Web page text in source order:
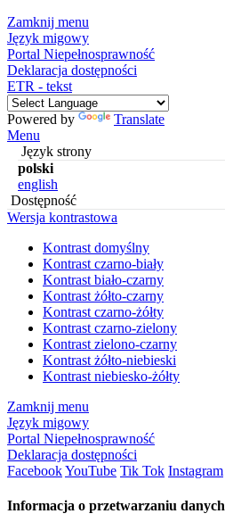
Zamknij menu
Język migowy
Portal Niepełnosprawność
Deklaracja dostępności
ETR - tekst
Powered by
Translate
Menu
Język strony
polski
english
Dostępność
Wersja kontrastowa
Kontrast domyślny
Kontrast czarno-biały
Kontrast biało-czarny
Kontrast żółto-czarny
Kontrast czarno-żółty
Kontrast czarno-zielony
Kontrast zielono-czarny
Kontrast żółto-niebieski
Kontrast niebiesko-żółty
Zamknij menu
Język migowy
Portal Niepełnosprawność
Deklaracja dostępności
FacebookYouTube Tik Tok Instagram
Informacja o przetwarzaniu danych